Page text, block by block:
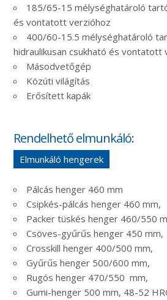
185/65-15 mélységhatároló
és vontatott verzióhoz
400/60-15.5 mélységhatároló
hidraulikusan csukható és vontatott
Másodvetőgép
Közúti világítás
Erősített kapák
Rendelhető elmunkáló:
Elmunkáló hengerek
Pálcás henger 460 mm
Csipkés-pálcás henger 460 mm,
Packer tüskés henger 460/550
Csöves-gyűrűs henger 450 mm,
Crosskill henger 400/500 mm,
Gyűrűs henger 500/600 mm,
Rugós henger 470/550 mm,
Gumi-henger 500 mm, 48-52